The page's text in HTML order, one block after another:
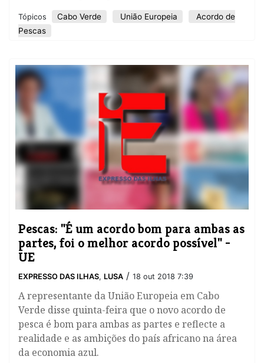
Tópicos Cabo Verde União Europeia
Acordo de
Pescas
Pescas: "É um acordo bom para ambas as
partes, foi o melhor acordo possível" -
UE
EXPRESSO DAS ILHAS, LUSA / 18 out 2018 7:39
A representante da União Europeia em Cabo
Verde disse quinta-feira que o novo acordo de
pesca é bom para ambas as partes e reflecte a
realidade e as ambições do país africano na área
da economia azul.